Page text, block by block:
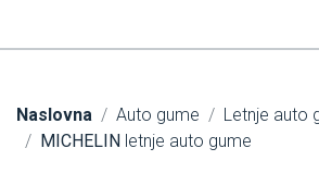
Naslovna Auto gume
Letnje auto
MICHELIN letnje auto gume